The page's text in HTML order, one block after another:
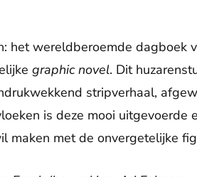
het wereldberoemde dagboek
graphic novel. Dit
stripverhaal,
is deze mooi uitgevoerde
maken met de onvergetelijke